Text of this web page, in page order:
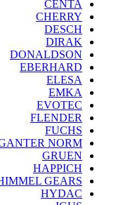
CENTA
CHERRY
DESCH
DIRAK
DONALDSON
EBERHARD
ELESA
EMKA
EVOTEC
FLENDER
FUCHS
GANTER NORM
GRUEN
HAPPICH
HIMMEL GEARS
HYDAC